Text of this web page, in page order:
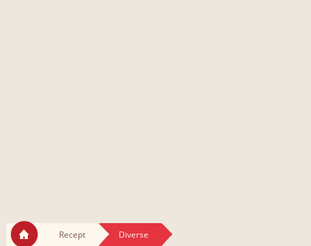
Recept Diverse